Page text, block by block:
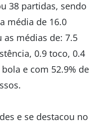
38 partidas, sendo
média de 16.0
médias de: 7.5
0.9 toco, 0.4
e com 52.9% de
e se destacou no